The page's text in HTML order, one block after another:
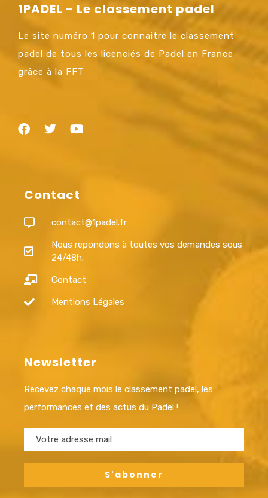
1PADEL - Le classement padel
Le site numéro 1 pour connaitre le classement
padel de tous les licenciés de Padel en France
grâce à la FFT
Contact
contact@1padel.fr
Nous repondons à toutes vos demandes sous
24/48h.
Contact
Mentions Légales
Newsletter
Recevez chaque mois le classement padel, les
performances et des actus du Padel !